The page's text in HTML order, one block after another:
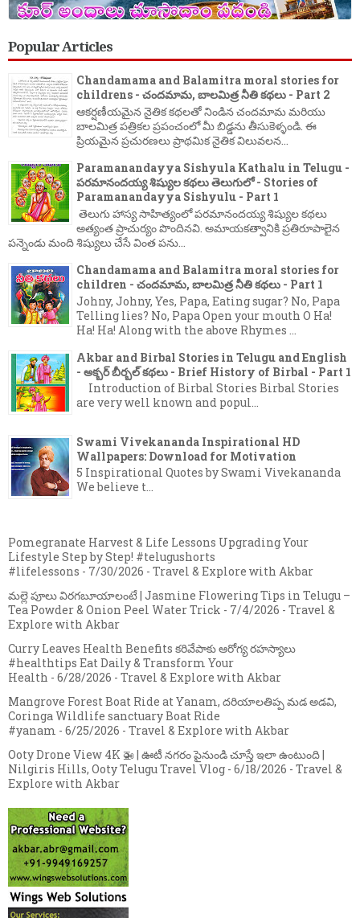
Popular Articles
Chandamama and Balamitra moral stories for
childrens - చందమామ, బాలమిత్ర నీతి కథలు - Part 2
ఆకర్షణీయమైన నైతిక కథలతో నిండిన చందమామ మరియు
బాలమిత్ర పత్రికల ప్రపంచంలో మీ బిడ్డను తీసుకెళ్ళండి. ఈ
ప్రియమైన ప్రచురణలు ప్రాథమిక నైతిక విలువలన...
Paramanandayya Sishyula Kathalu in Telugu -
పరమానందయ్య శిష్యుల కథలు తెలుగులో - Stories of
Paramanandayya Sishyulu - Part 1
తెలుగు హాస్య సాహిత్యంలో పరమానందయ్య శిష్యుల కథలు
అత్యంత ప్రాచుర్యం పొందినవి. అమాయకత్వానికి ప్రతిరూపాలైన
పన్నెండు మంది శిష్యులు చేసే వింత పను...
Chandamama and Balamitra moral stories for
children - చందమామ, బాలమిత్ర నీతి కథలు - Part 1
Johny, Johny, Yes, Papa, Eating sugar? No, Papa
Telling lies? No, Papa Open your mouth O Ha!
Ha! Ha! Along with the above Rhymes ...
Akbar and Birbal Stories in Telugu and English
- అక్బర్ బీర్బల్ కథలు - Brief History of Birbal - Part 1
Introduction of Birbal Stories Birbal Stories
are very well known and popul...
Swami Vivekananda Inspirational HD
Wallpapers: Download for Motivation
5 Inspirational Quotes by Swami Vivekananda
We believe t...
Pomegranate Harvest & Life Lessons Upgrading Your
Lifestyle Step by Step! #telugushorts
#lifelessons - 7/30/2026 - Travel & Explore with Akbar
మల్లె పూలు విరగబూయాలంటే | Jasmine Flowering Tips in Telugu –
Tea Powder & Onion Peel Water Trick - 7/4/2026 - Travel &
Explore with Akbar
Curry Leaves Health Benefits కరివేపాకు ఆరోగ్య రహస్యాలు
#healthtips Eat Daily & Transform Your
Health - 6/28/2026 - Travel & Explore with Akbar
Mangrove Forest Boat Ride at Yanam, దరియాలతిప్ప మడ అడవి,
Coringa Wildlife sanctuary Boat Ride
#yanam - 6/25/2026 - Travel & Explore with Akbar
Ooty Drone View 4K 🚁 | ఊటీ నగరం పైనుండి చూస్తే ఇలా ఉంటుంది |
Nilgiris Hills, Ooty Telugu Travel Vlog - 6/18/2026 - Travel &
Explore with Akbar